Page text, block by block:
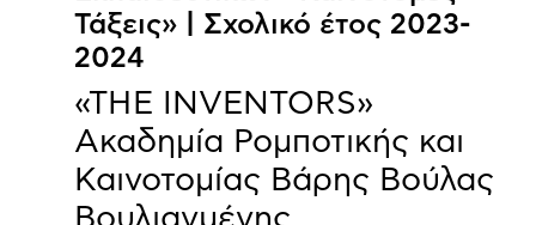
Τάξεις» | Σχολικό έτος 2023-
2024
«THE INVENTORS»
Ακαδημία Ρομποτικής και
Καινοτομίας Βάρης Βούλας
Βουλιαγμένης